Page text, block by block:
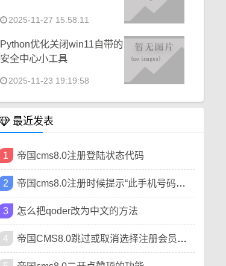
2025-11-27 15:58:11
Python优化关闭win11自带的
安全中心小工具
2025-11-23 19:19:58
最近发表
1 帝国cms8.0注册登陆状态代码
2 帝国cms8.0注册时候提示“此手机号码已被注册”
3 怎么把qoder改为中文的方法
4 帝国CMS8.0跳过或取消选择注册会员类型方法